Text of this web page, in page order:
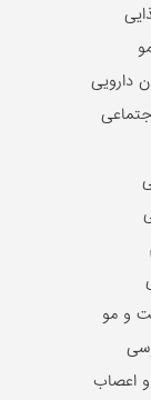
دارویی
و مو
اعصاب